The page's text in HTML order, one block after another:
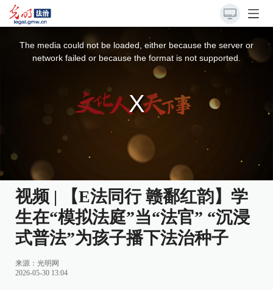
The media could not be loaded, either because the server or
network failed or because the format is not supported.
视频 | 【E法同行 赣鄱红韵】学
生在“模拟法庭”当“法官” “沉浸
式普法”为孩子播下法治种子
来源：光明网
2026-05-30 13:04